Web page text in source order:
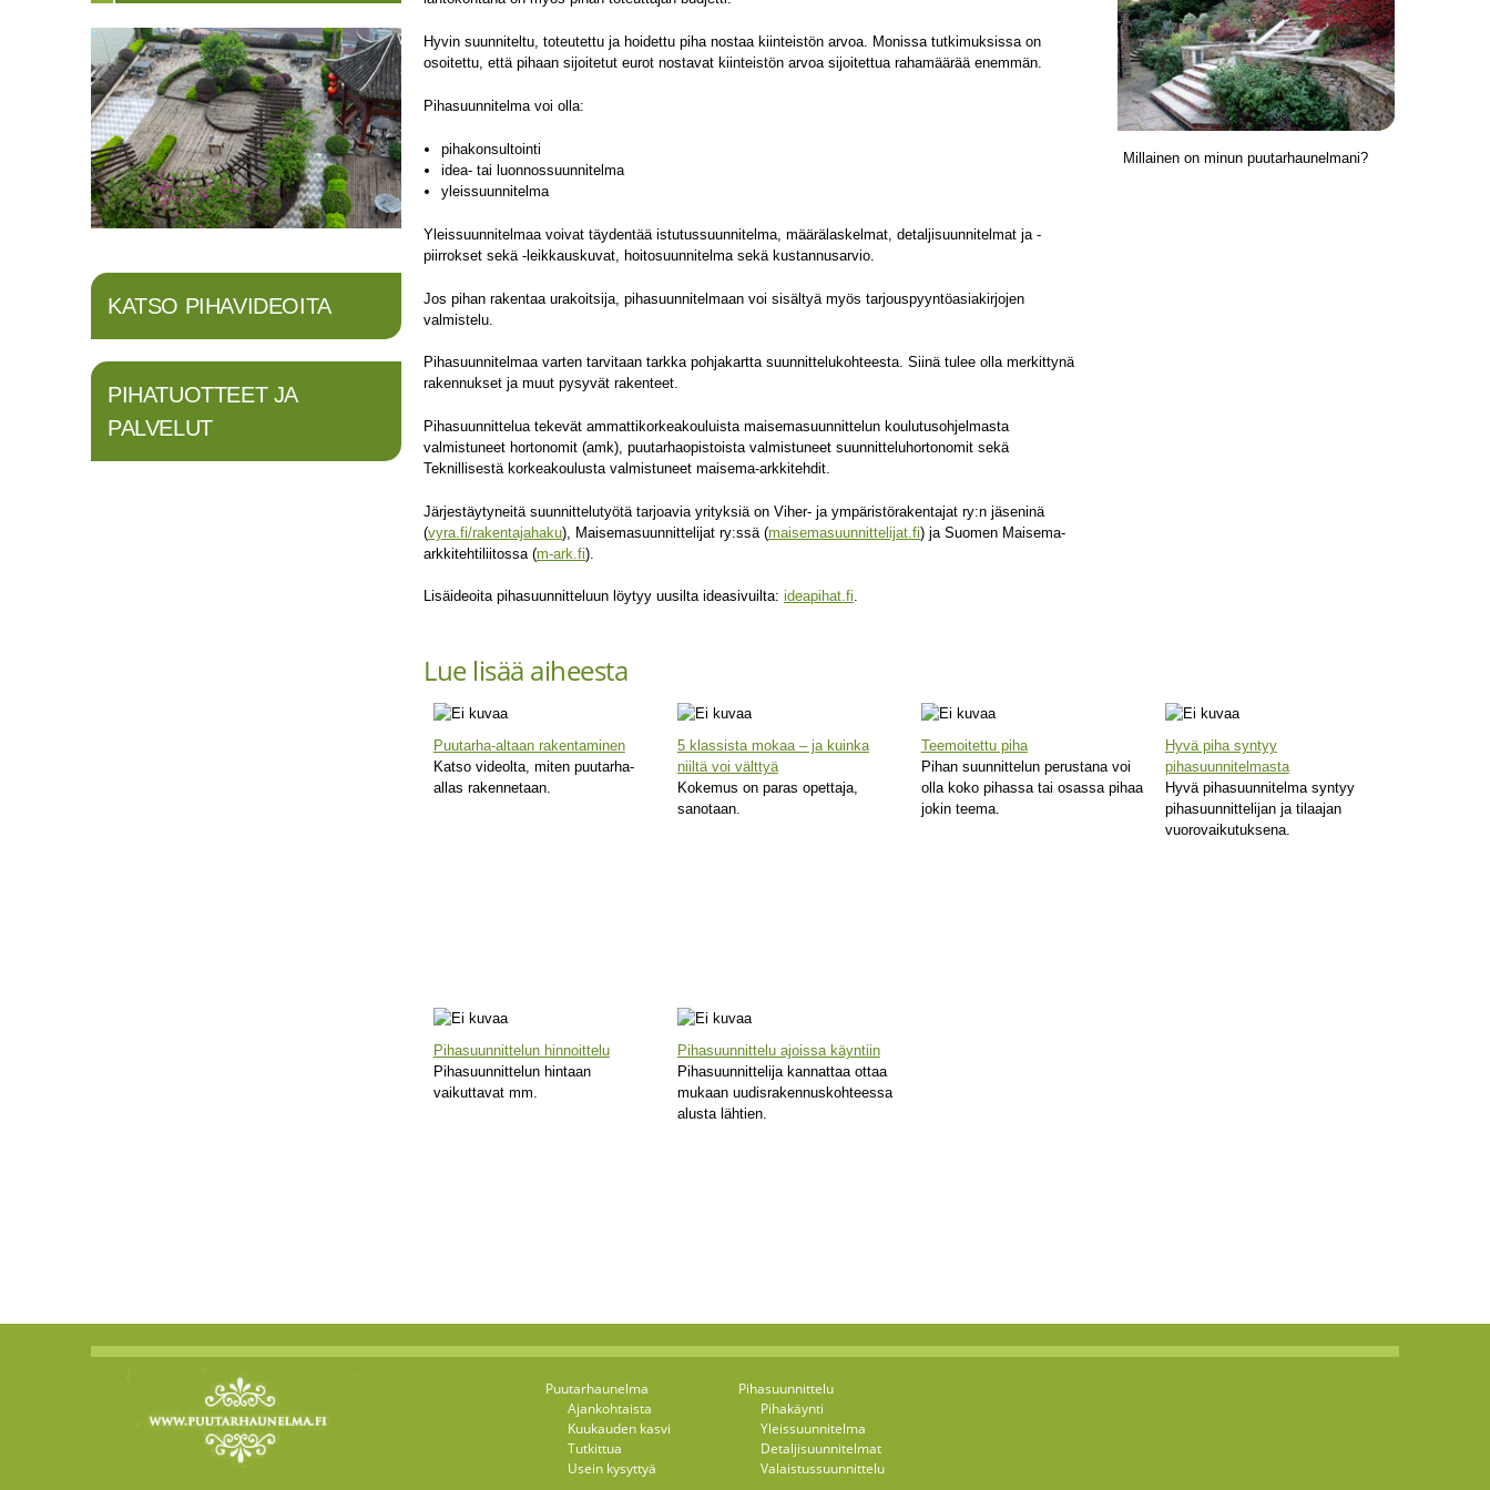
KATSO PIHAVIDEOITA
PIHATUOTTEET JA
PALVELUT
Hyvin suunniteltu, toteutettu ja hoidettu piha nostaa kiinteistön arvoa. Monissa tutkimuksissa on
osoitettu, että pihaan sijoitetut eurot nostavat kiinteistön arvoa sijoitettua rahamäärää enemmän.
Pihasuunnitelma voi olla:
pihakonsultointi
idea- tai luonnossuunnitelma
yleissuunnitelma
Yleissuunnitelmaa voivat täydentää istutussuunnitelma, määrälaskelmat, detaljisuunnitelmat ja -
piirrokset sekä -leikkauskuvat, hoitosuunnitelma sekä kustannusarvio.
Jos pihan rakentaa urakoitsija, pihasuunnitelmaan voi sisältyä myös tarjouspyyntöasiakirjojen
valmistelu.
Pihasuunnitelmaa varten tarvitaan tarkka pohjakartta suunnittelukohteesta. Siinä tulee olla merkittynä
rakennukset ja muut pysyvät rakenteet.
Pihasuunnittelua tekevät ammattikorkeakouluista maisemasuunnittelun koulutusohjelmasta
valmistuneet hortonomit (amk), puutarhaopistoista valmistuneet suunnitteluhortonomit sekä
Teknillisestä korkeakoulusta valmistuneet maisema-arkkitehdit.
Järjestäytyneitä suunnittelutyötä tarjoavia yrityksiä on Viher- ja ympäristörakentajat ry:n jäseninä
(vyra.fi/rakentajahaku), Maisemasuunnittelijat ry:ssä (maisemasuunnittelijat.fi) ja Suomen Maisema-
arkkitehtiliitossa (m-ark.fi).
Lisäideoita pihasuunnitteluun löytyy uusilta ideasivuilta: ideapihat.fi.
Millainen on minun puutarhaunelmani?
Lue lisää aiheesta
Puutarha-altaan rakentaminen
Katso videolta, miten puutarha-
allas rakennetaan.
5 klassista mokaa – ja kuinka
niiltä voi välttyä
Kokemus on paras opettaja,
sanotaan.
Teemoitettu piha
Pihan suunnittelun perustana voi
olla koko pihassa tai osassa pihaa
jokin teema.
Hyvä piha syntyy
pihasuunnitelmasta
Hyvä pihasuunnitelma syntyy
pihasuunnittelijan ja tilaajan
vuorovaikutuksena.
Pihasuunnittelun hinnoittelu
Pihasuunnittelun hintaan
vaikuttavat mm.
Pihasuunnittelu ajoissa käyntiin
Pihasuunnittelija kannattaa ottaa
mukaan uudisrakennuskohteessa
alusta lähtien.
Puutarhaunelma
Ajankohtaista
Kuukauden kasvi
Tutkittua
Usein kysyttyä
Pihasuunnittelu
Pihakäynti
Yleissuunnitelma
Detaljisuunnitelmat
Valaistussuunnittelu